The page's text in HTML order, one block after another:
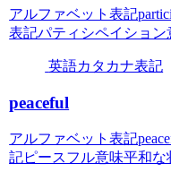
アルファベット表記
表記パティシペイション
英語カタカナ表記
peaceful
アルファベット表記
記ピースフル意味平和な